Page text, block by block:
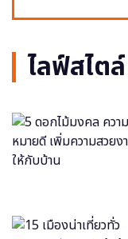
ไลฟ์สไต